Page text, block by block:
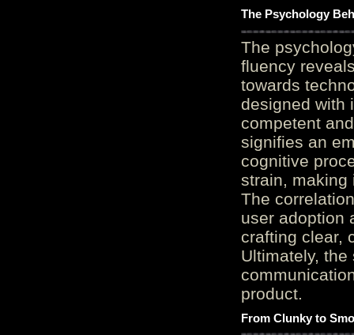
The Psychology
The
fluency
towards
designed with
competent
signifies an
cognitive
strain, making
The
user adoption
crafting clear,
Ultimately,
product.
From Clunky to